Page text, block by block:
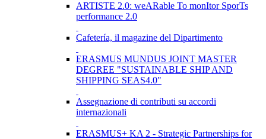
ARTISTE 2.0: weARable To monItor SporTs
performance 2.0
Cafetería, il magazine del Dipartimento
ERASMUS MUNDUS JOINT MASTER
DEGREE "SUSTAINABLE SHIP AND
SHIPPING SEAS4.0"
Assegnazione di contributi su accordi
internazionali
ERASMUS+ KA 2 - Strategic Partnerships for